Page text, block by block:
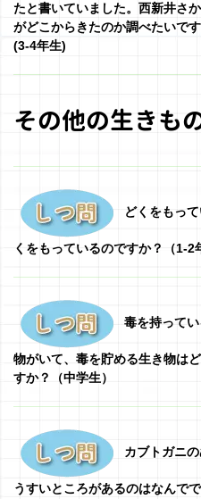
たと書いていました。西新井さ
がどこからきたのか調べたいで
(3-4年生)
その他の生きも
どくをもっ
くをもっているのですか？ （1-2
毒を持って
物がいて、毒を貯める生き物は
すか？
（中学生）
カブトガニ
うすいところがあるのはなんで